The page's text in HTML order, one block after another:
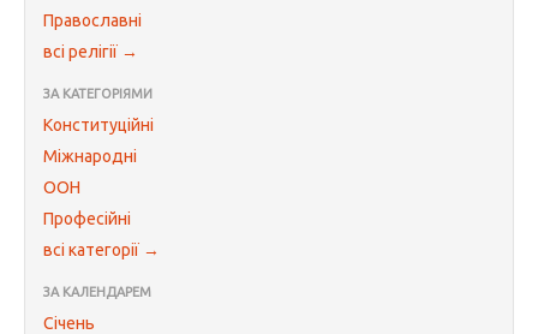
Православні
всі релігії →
ЗА КАТЕГОРІЯМИ
Конституційні
Міжнародні
ООН
Професійні
всі категорії →
ЗА КАЛЕНДАРЕМ
Січень